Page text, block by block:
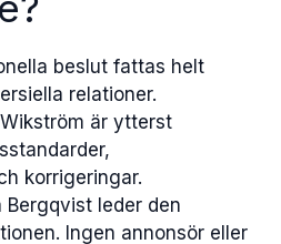
beslut fattas helt
relationer.
är ytterst
korrigeringar.
Bergqvist leder den
Ingen annonsör eller